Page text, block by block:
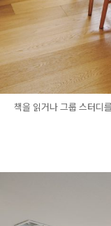
책을 읽거나 그룹 스터디